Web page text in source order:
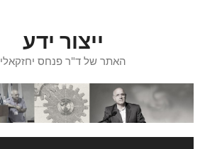
ייצור ידע
האתר של ד"ר פנחס יחזקאלי